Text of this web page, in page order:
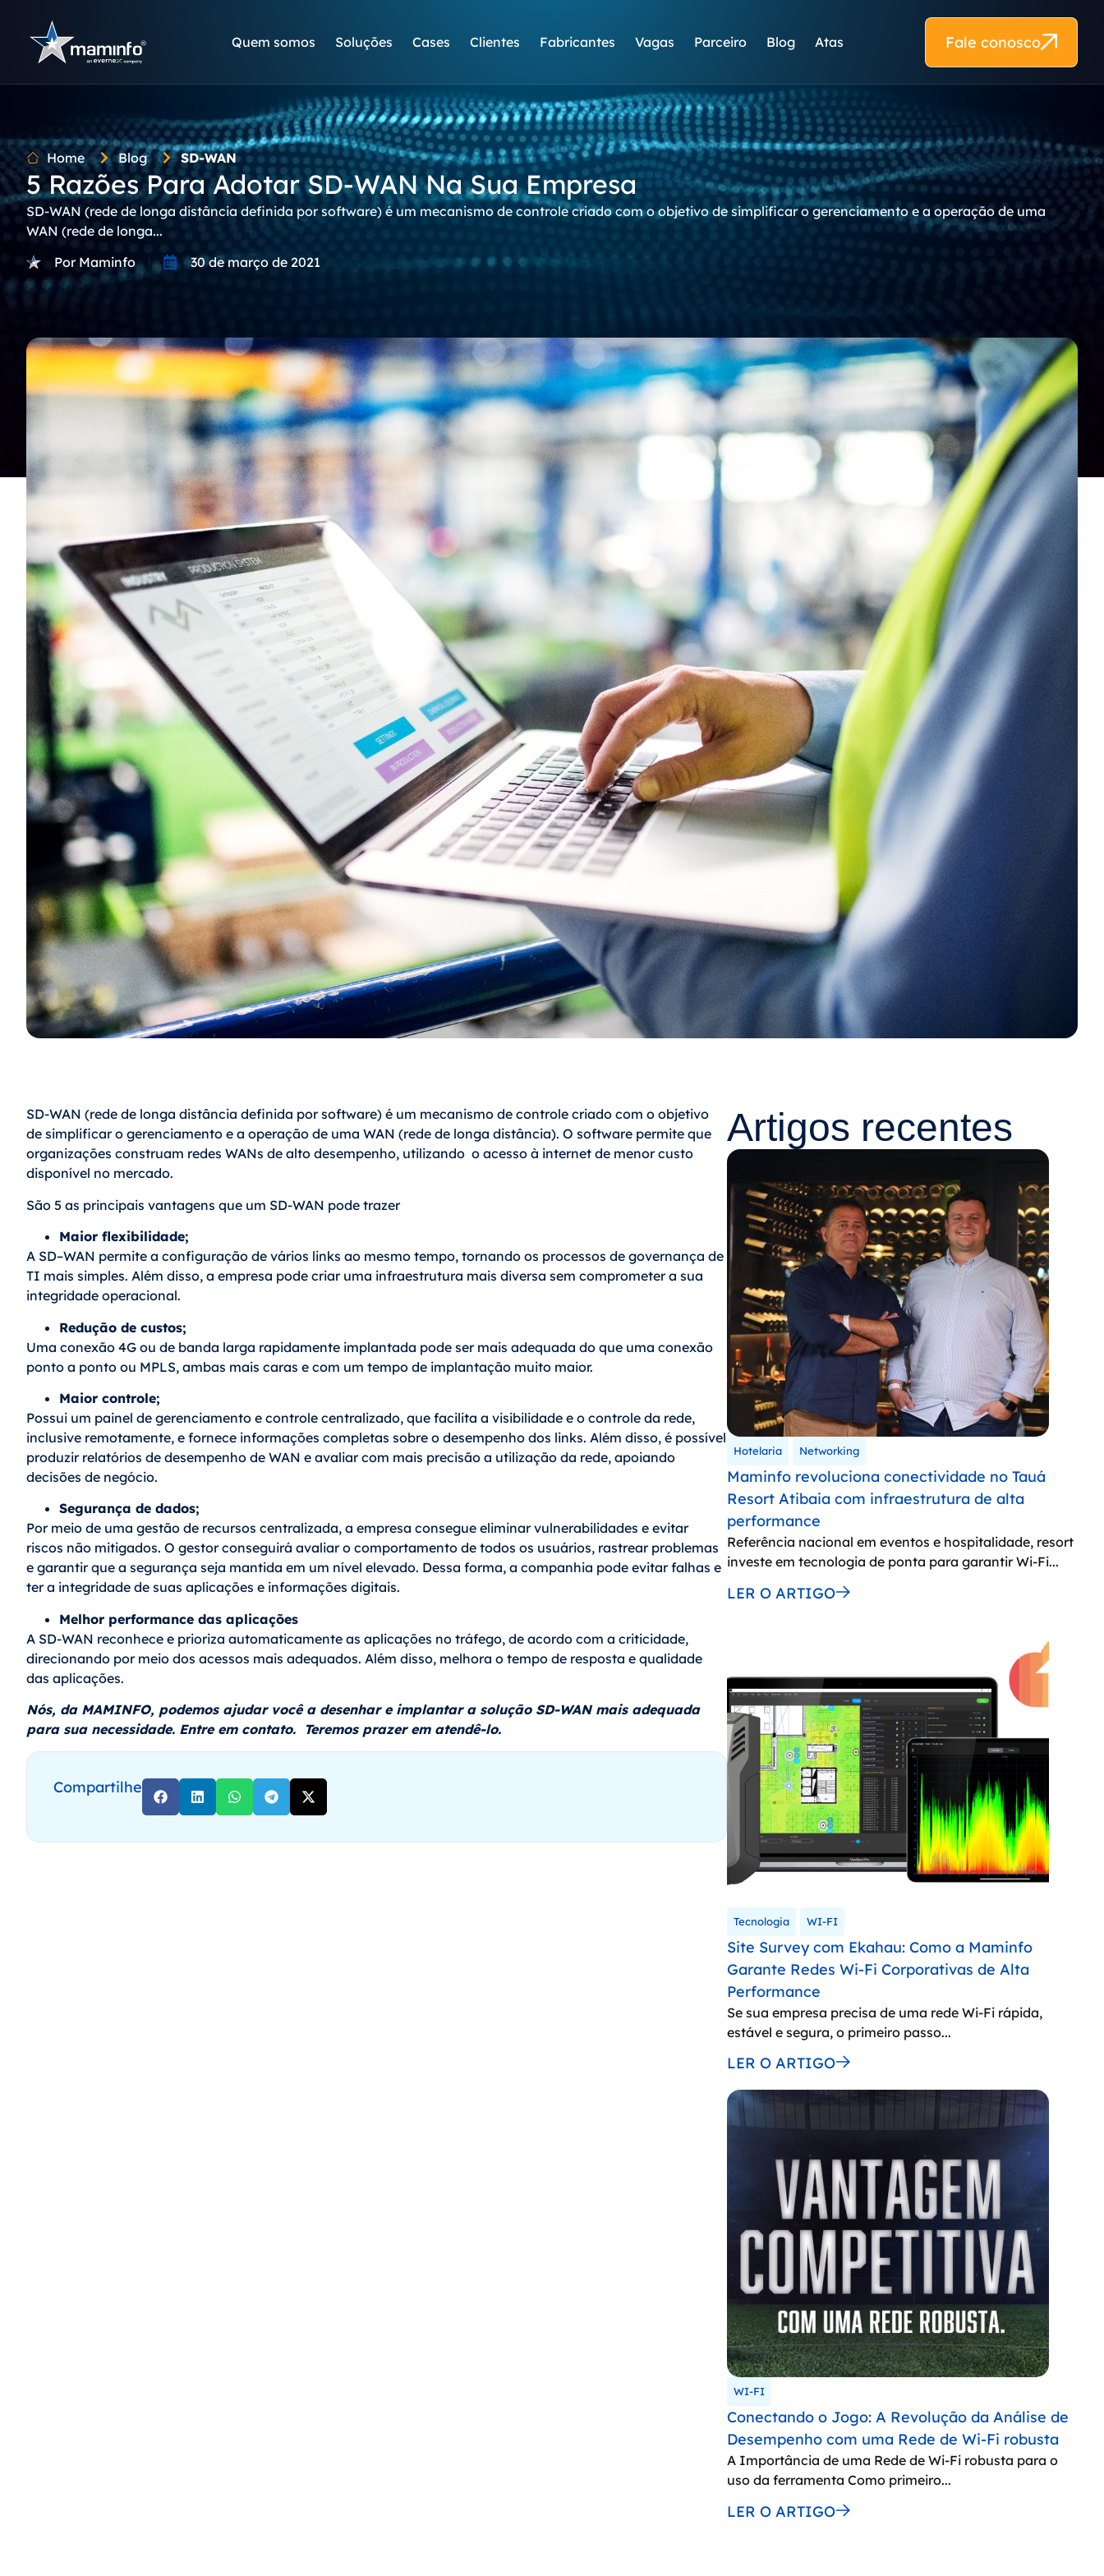
Quem somos Soluções Cases Clientes Fabricantes Vagas Parceiro Blog Atas Fale conosco
Home Blog SD-WAN
5 Razões Para Adotar SD-WAN Na Sua Empresa
SD-WAN (rede de longa distância definida por software) é um mecanismo de controle criado com o objetivo de simplificar o gerenciamento e a operação de uma
WAN (rede de longa...
Por Maminfo
30 de março de 2021
Artigos recentes
Hotelaria Networking
Maminfo revoluciona conectividade no Tauá
Resort Atibaia com infraestrutura de alta
performance
Referência nacional em eventos e hospitalidade, resort
investe em tecnologia de ponta para garantir Wi-Fi...
LER O ARTIGO
Tecnologia WI-FI
Site Survey com Ekahau: Como a Maminfo
Garante Redes Wi-Fi Corporativas de Alta
Performance
Se sua empresa precisa de uma rede Wi-Fi rápida,
estável e segura, o primeiro passo...
LER O ARTIGO
WI-FI
Conectando o Jogo: A Revolução da Análise de
Desempenho com uma Rede de Wi-Fi robusta
A Importância de uma Rede de Wi-Fi robusta para o
uso da ferramenta Como primeiro...
LER O ARTIGO
SD-WAN (rede de longa distância definida por software) é um mecanismo de controle criado com o objetivo
de simplificar o gerenciamento e a operação de uma WAN (rede de longa distância). O software permite que
organizações construam redes WANs de alto desempenho, utilizando o acesso à internet de menor custo
disponível no mercado.
São 5 as principais vantagens que um SD-WAN pode trazer
Maior flexibilidade;
A SD–WAN permite a configuração de vários links ao mesmo tempo, tornando os processos de governança de
TI mais simples. Além disso, a empresa pode criar uma infraestrutura mais diversa sem comprometer a sua
integridade operacional.
Redução de custos;
Uma conexão 4G ou de banda larga rapidamente implantada pode ser mais adequada do que uma conexão
ponto a ponto ou MPLS, ambas mais caras e com um tempo de implantação muito maior.
Maior controle;
Possui um painel de gerenciamento e controle centralizado, que facilita a visibilidade e o controle da rede,
inclusive remotamente, e fornece informações completas sobre o desempenho dos links. Além disso, é possível
produzir relatórios de desempenho de WAN e avaliar com mais precisão a utilização da rede, apoiando
decisões de negócio.
Segurança de dados;
Por meio de uma gestão de recursos centralizada, a empresa consegue eliminar vulnerabilidades e evitar
riscos não mitigados. O gestor conseguirá avaliar o comportamento de todos os usuários, rastrear problemas
e garantir que a segurança seja mantida em um nível elevado. Dessa forma, a companhia pode evitar falhas e
ter a integridade de suas aplicações e informações digitais.
Melhor performance das aplicações
A SD-WAN reconhece e prioriza automaticamente as aplicações no tráfego, de acordo com a criticidade,
direcionando por meio dos acessos mais adequados. Além disso, melhora o tempo de resposta e qualidade
das aplicações.
Nós, da MAMINFO, podemos ajudar você a desenhar e implantar a solução SD-WAN mais adequada
para sua necessidade. Entre em contato. Teremos prazer em atendê-lo.
Compartilhe